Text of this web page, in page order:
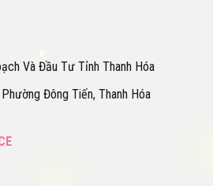
Và Đầu Tư Tỉnh Thanh Hóa
Đông Tiến, Thanh Hóa